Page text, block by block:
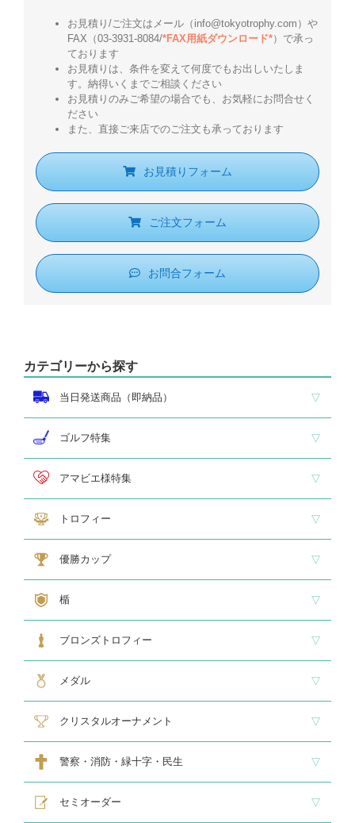
お見積り/ご注文はメール（info@tokyotrophy.com）や
FAX（03-3931-8084/*FAX用紙ダウンロード*）で承っ
ております
お見積りは、条件を変えて何度でもお出しいたしま
す。納得いくまでご相談ください
お見積りのみご希望の場合でも、お気軽にお問合せく
ださい
また、直接ご来店でのご注文も承っております
お見積りフォーム
ご注文フォーム
お問合フォーム
カテゴリーから探す
当日発送商品（即納品）
即納品 トロフィー
即納品 優勝カップ
即納品 クリスタル
即納品 特価品
ゴルフ特集
ホールインワン
ゴルフ専用カップ
ゴルフ専用ブロンズ
ゴルフ専用クリスタル
アマビエ様特集
アマビエ木札
アマビエボールチェーンキーホルダー
アマビエトロフィー
トロフィー
大型トロフィー
中型トロフィー１
中型トロフィー２
小型トロフィー
メダル交換式トロフィー
ペナント優勝カップ
大型・高級カップ
レリーフ交換式カップ
スタンダードカップ
デザインカップ
ゴルフ専用カップ
オニックスカップ
ガラスカップ
カラーカップ
ゴールドカップ
プラスチックカップ
ペナント
楯
スタンダード楯１
スタンダード楯２
スタンダード楯３
ゴルフ・野球・サッカー
その他スポーツ、文化系専用楯
メダル・レリーフ交換式楯
ハローキティ楯
ブロンズトロフィー
スタンダードブロンズ
各種専用ブロンズ
ゴルフ専用ブロンズ
メダル・レリーフ交換式ブロンズ
ハローキティブロンズ
メダル
スタンダードメダル
大きなメダル(70mmφ～)
レリーフ式勲章型メダル
オリジナルメダル
メダルケース
クリスタルオーナメント
スタンダードクリスタル１
スタンダードクリスタル２
ゴルフ専用クリスタル
警察・消防・緑十字・民生
レリーフ交換式各種
民生・緑十字専用楯
自衛隊専用
警察消防関連メダル
セミオーダー